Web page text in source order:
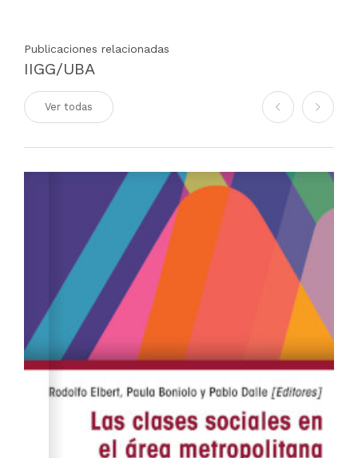
Publicaciones relacionadas
IIGG/UBA
Ver todas